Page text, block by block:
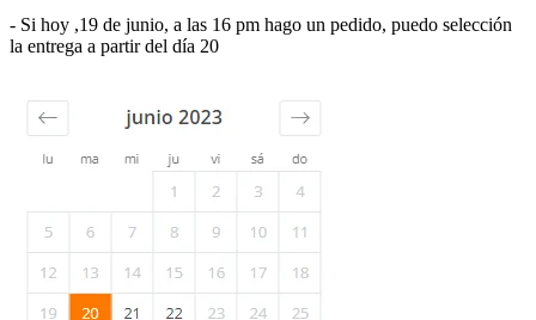
- Si hoy ,19 de junio, a las 16 pm hago un pedido, puedo selección
la entrega a partir del día 20